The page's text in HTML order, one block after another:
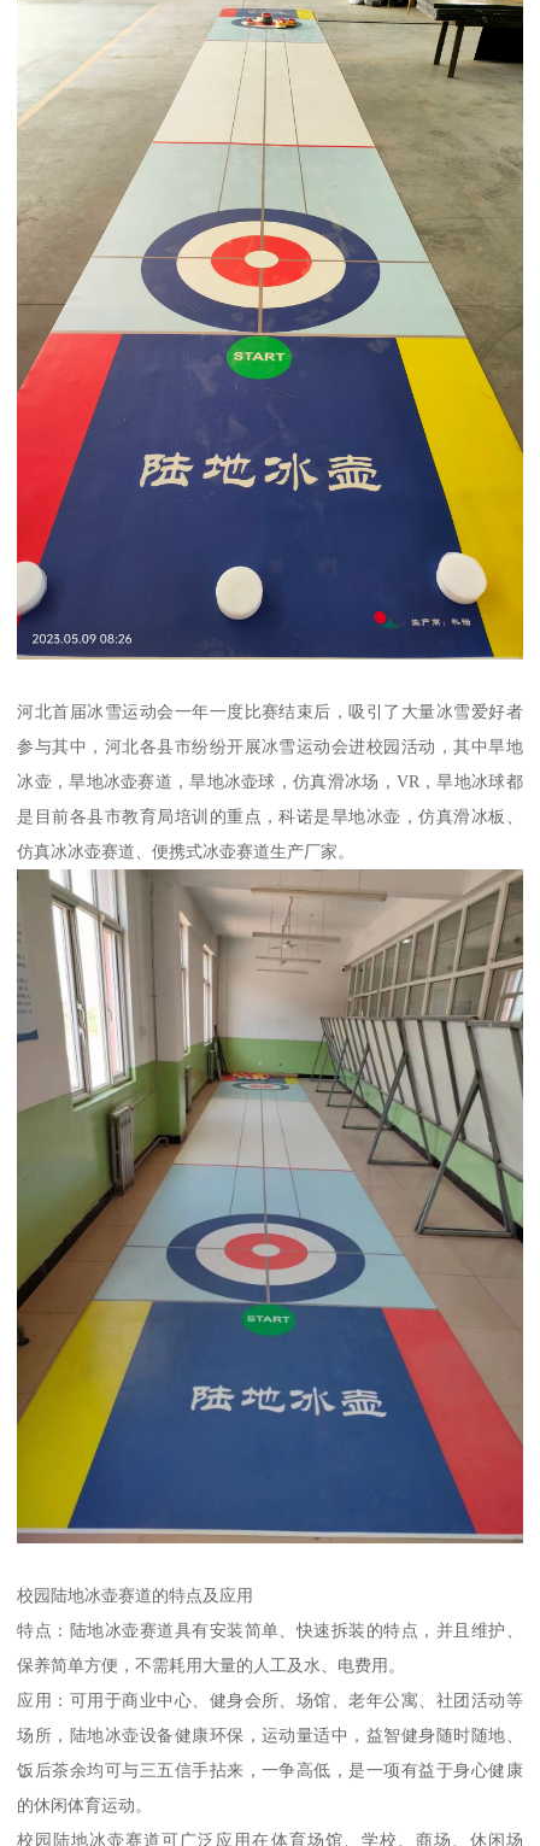
河北首届冰雪运动会一年一度比赛结束后，吸引了大量冰雪爱好者
参与其中，河北各县市纷纷开展冰雪运动会进校园活动，其中旱地
冰壶，旱地冰壶赛道，旱地冰壶球，仿真滑冰场，VR，旱地冰球都
是目前各县市教育局培训的重点，科诺是旱地冰壶，仿真滑冰板、
仿真冰冰壶赛道、便携式冰壶赛道生产厂家。
校园陆地冰壶赛道的特点及应用
特点：陆地冰壶赛道具有安装简单、快速拆装的特点，并且维护、
保养简单方便，不需耗用大量的人工及水、电费用。
应用：可用于商业中心、健身会所、场馆、老年公寓、社团活动等
场所，陆地冰壶设备健康环保，运动量适中，益智健身随时随地、
饭后茶余均可与三五信手拈来，一争高低，是一项有益于身心健康
的休闲体育运动。
校园陆地冰壶赛道可广泛应用在体育场馆、学校、商场、休闲场